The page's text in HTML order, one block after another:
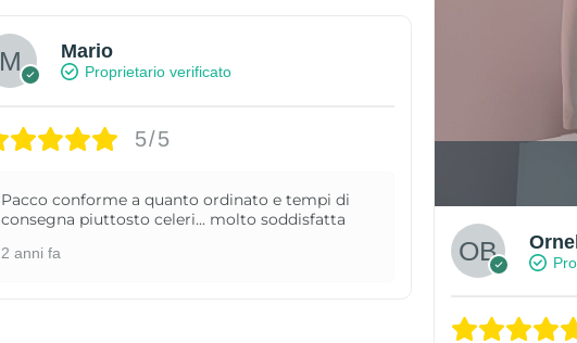
Mario
Proprietario verificato
5/5
Pacco conforme a quanto ordinato e tempi di
consegna piuttosto celeri... molto soddisfatta
2 anni fa